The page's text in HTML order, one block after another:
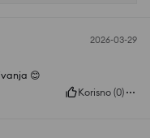
2026-03-29
😊
Korisno (0)